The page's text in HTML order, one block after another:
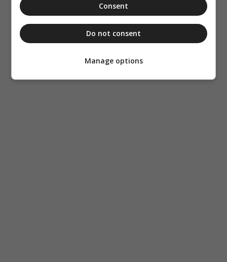
Consent
Do not consent
Manage options